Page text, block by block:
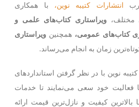
انتشارات کتیبه نوین، با همکاری
مختلف، ویراستاری کتاب‌های علمی و
کتاب‌های عمومی، همچنین ویراستاری
زمان به انجام می‌رساند.
نوین با در نظر گرفتن استانداردهای
فعالیت خود سعی می‌نمایند تا خدمات
بالاترین کیفیت و نازل‌ترین قیمت ارائه